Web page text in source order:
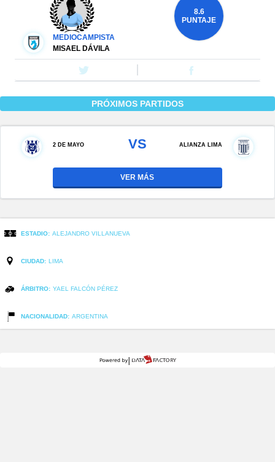
MEDIOCAMPISTA
MISAEL DÁVILA
8.6
PUNTAJE
PRÓXIMOS PARTIDOS
2 DE MAYO VS ALIANZA LIMA
VER MÁS
ESTADIO: ALEJANDRO VILLANUEVA
CIUDAD: LIMA
ÁRBITRO: YAEL FALCÓN PÉREZ
NACIONALIDAD: ARGENTINA